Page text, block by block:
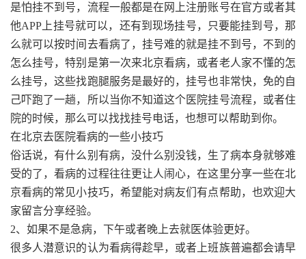
是怕挂不到号，流程一般都是在网上注册账号在官方或者其
他APP上挂号就可以，还有到现场挂号，只要能挂到号，那
么就可以按时间去看病了，挂号难的就是挂不到号，不到的
怎么挂号，特别是第一次来北京看病，或者老人家不懂的怎
么挂号，这些找跑腿服务是最好的，挂号也非常快，免的自
己吓跑了一趟，所以当你不知道这个医院挂号流程，或者住
院的时候，那么可以找找挂号电话，也想可以帮助到你。
在北京去医院看病的一些小技巧
俗话说，有什么别有病，没什么别没钱，生了病本身就够难
受的了，看病的过程往往更让人闹心，在这里分享一些在北
京看病的常见小技巧，希望能对病友们有点帮助，也欢迎大
家留言分享经验。
2、如果不是急病，下午或者晚上去就医体验更好。
很多人潜意识的认为看病得趁早，或者上班族普遍都会请早